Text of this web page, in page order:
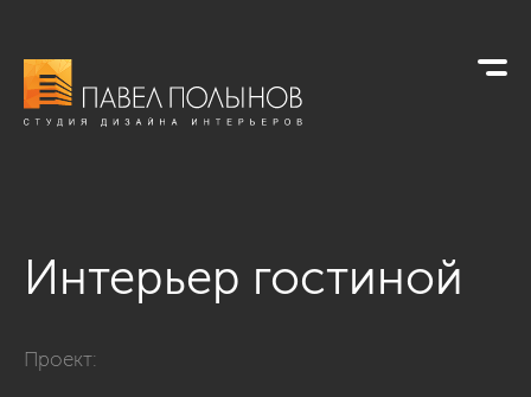
Интерьер гостиной
Проект: